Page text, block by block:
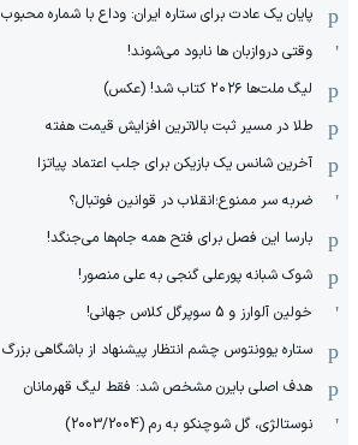
پایان یک عادت برای ستاره ایران: وداع با شماره محبوب
وقتی دروازبان ها نابود می‌شوند!
لیگ ملت‌ها ٢٠٢۶ کتاب شد! (عکس)
طلا در مسیر ثبت بالاترین افزایش قیمت هفته
آخرین شانس یک بازیکن برای جلب اعتماد پیاتزا
ضربه سر ممنوع؛انقلاب در قوانین فوتبال؟
بارسا این فصل برای فتح همه جام‌ها می‌جنگد!
شوک شبانه پورعلی گنجی به علی منصور!
خولین آلوارز و 5 سوپرگل کلاس جهانی!
ستاره یوونتوس چشم انتظار پیشنهاد از باشگاهی بزرگ
هدف اصلی بایرن مشخص شد: فقط لیگ قهرمانان
نوستالژی، گل شوچنکو به رم (2003/2004)